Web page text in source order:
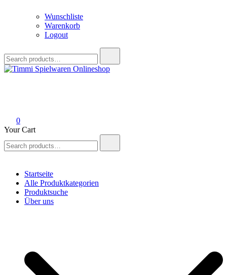
Wunschliste
Warenkorb
Logout
for:
0
Your Cart
for:
Startseite
Alle Produktkategorien
Produktsuche
Über uns